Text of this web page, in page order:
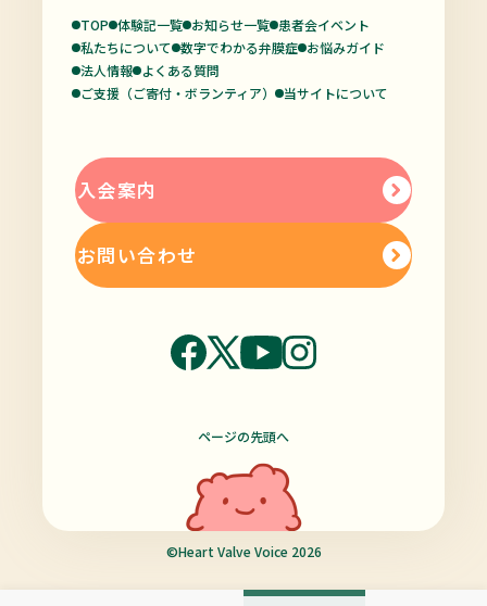
TOP 体験記一覧 お知らせ一覧 患者会イベント
私たちについて 数字でわかる弁膜症 お悩みガイド
法人情報 よくある質問
ご支援（ご寄付・ボランティア）
当サイトについて
入会案内
お問い合わせ
ページの先頭へ
©Heart Valve Voice 2026